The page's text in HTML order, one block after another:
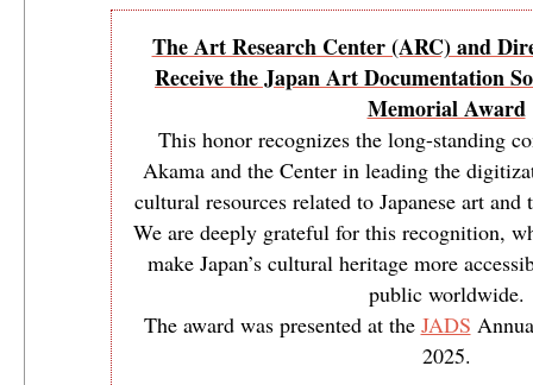
The Art Research Center (ARC) and
Receive the Japan Art Documentation
Memorial Award
This honor recognizes the long-standing
Akama and the Center in leading the
cultural resources related to Japanese art
We are deeply grateful for this recognition,
make Japan’s cultural heritage more
public worldwide.
The award was presented at the JADS
2025.